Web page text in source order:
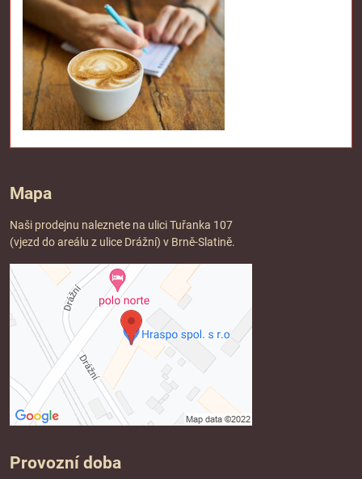
Mapa
Naši prodejnu naleznete na ulici Tuřanka 107
(vjezd do areálu z ulice Drážní) v Brně-Slatině.
Provozní doba